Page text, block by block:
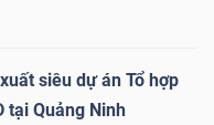
siêu dự án Tổ hợp
tại Quảng Ninh